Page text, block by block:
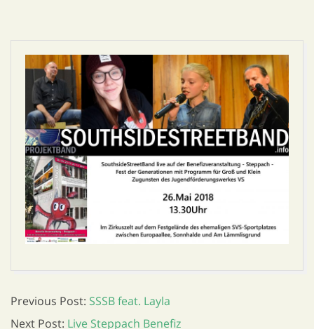
05-
Previous Post: SSSB feat. Layla
Next Post: Live Steppach Benefiz